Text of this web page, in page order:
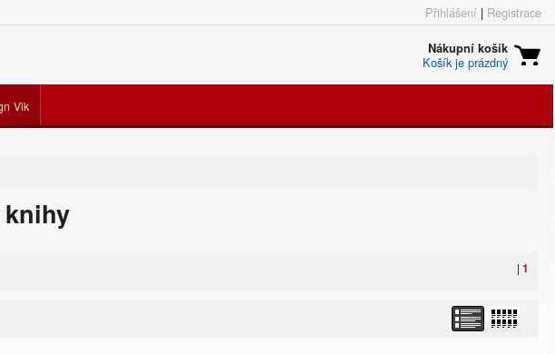
Přihlášení | Registrace
Nákupní košík
Košík je prázdný
Vik
| 1